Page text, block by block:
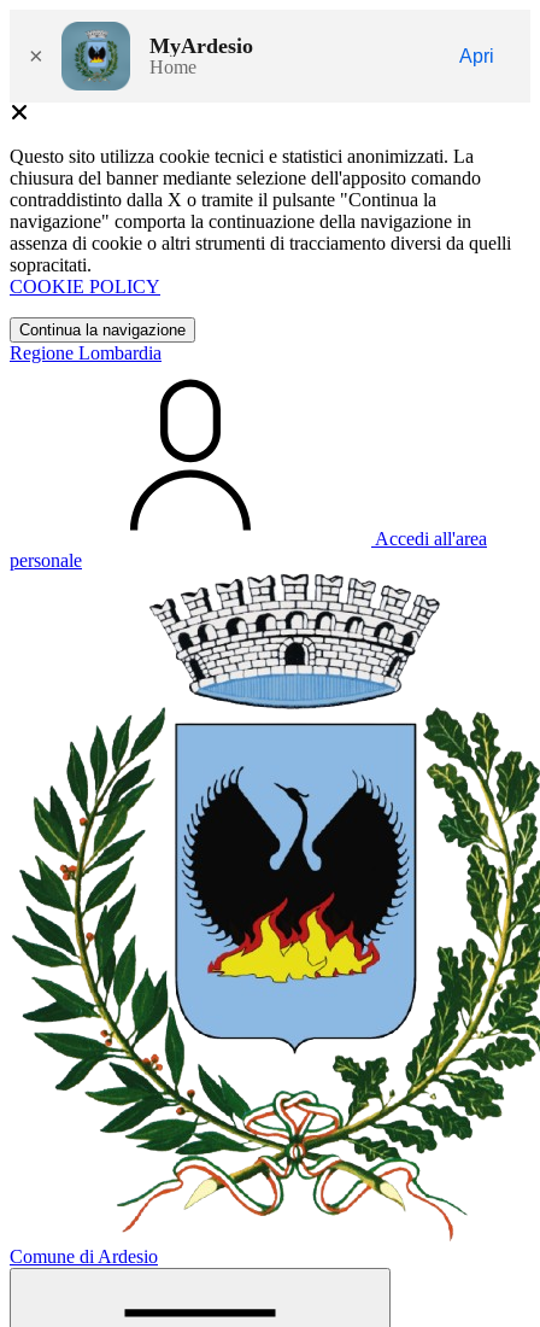
× MyArdesio
Home
Apri
Questo sito utilizza cookie tecnici e statistici anonimizzati. La
chiusura del banner mediante selezione dell'apposito comando
contraddistinto dalla X o tramite il pulsante "Continua la
navigazione" comporta la continuazione della navigazione in
assenza di cookie o altri strumenti di tracciamento diversi da quelli
sopracitati.
COOKIE POLICY
Continua la navigazione
Regione Lombardia
Accedi all'area
personale
Comune di Ardesio